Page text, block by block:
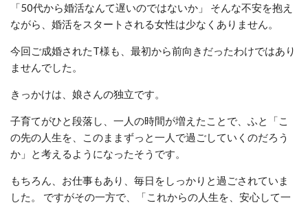
「50代から婚活なんて遅いのではないか」 そんな不安を抱え
ながら、婚活をスタートされる女性は少なくありません。
今回ご成婚されたT様も、最初から前向きだったわけではあり
ませんでした。
きっかけは、娘さんの独立です。
子育てがひと段落し、一人の時間が増えたことで、ふと「こ
の先の人生を、このままずっと一人で過ごしていくのだろう
か」と考えるようになったそうです。
もちろん、お仕事もあり、毎日をしっかりと過ごされていま
した。 ですがその一方で、「これからの人生を、安心して一